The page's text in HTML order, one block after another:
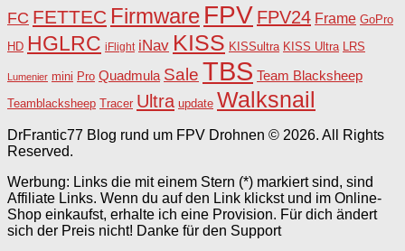
FC FETTEC Firmware FPV FPV24 Frame GoPro
HD HGLRC iFlight iNav KISS KISSultra KISS Ultra LRS
Lumenier mini Pro Quadmula Sale TBS Team Blacksheep
Teamblacksheep Tracer Ultra update Walksnail
DrFrantic77 Blog rund um FPV Drohnen © 2026. All Rights
Reserved.
Werbung: Links die mit einem Stern (*) markiert sind, sind
Affiliate Links. Wenn du auf den Link klickst und im Online-
Shop einkaufst, erhalte ich eine Provision. Für dich ändert
sich der Preis nicht! Danke für den Support